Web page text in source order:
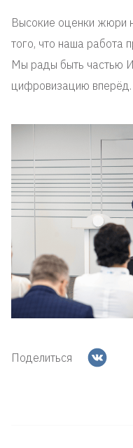
Высокие оценки жюри
того, что наша работа
Мы рады быть частью
цифровизацию вперёд.
Поделиться